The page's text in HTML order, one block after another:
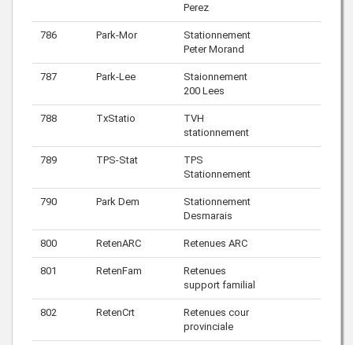
Perez
786 Park-Mor
Stationnement
Peter Morand
787 Park-Lee
Staionnement
200 Lees
788 TxStatio
TVH
stationnement
789 TPS-Stat
TPS
Stationnement
790 Park Dem
Stationnement
Desmarais
800 RetenARC Retenues ARC
801 RetenFam
Retenues
support familial
802 RetenCrt
Retenues cour
provinciale